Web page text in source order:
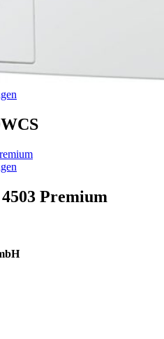
Premium